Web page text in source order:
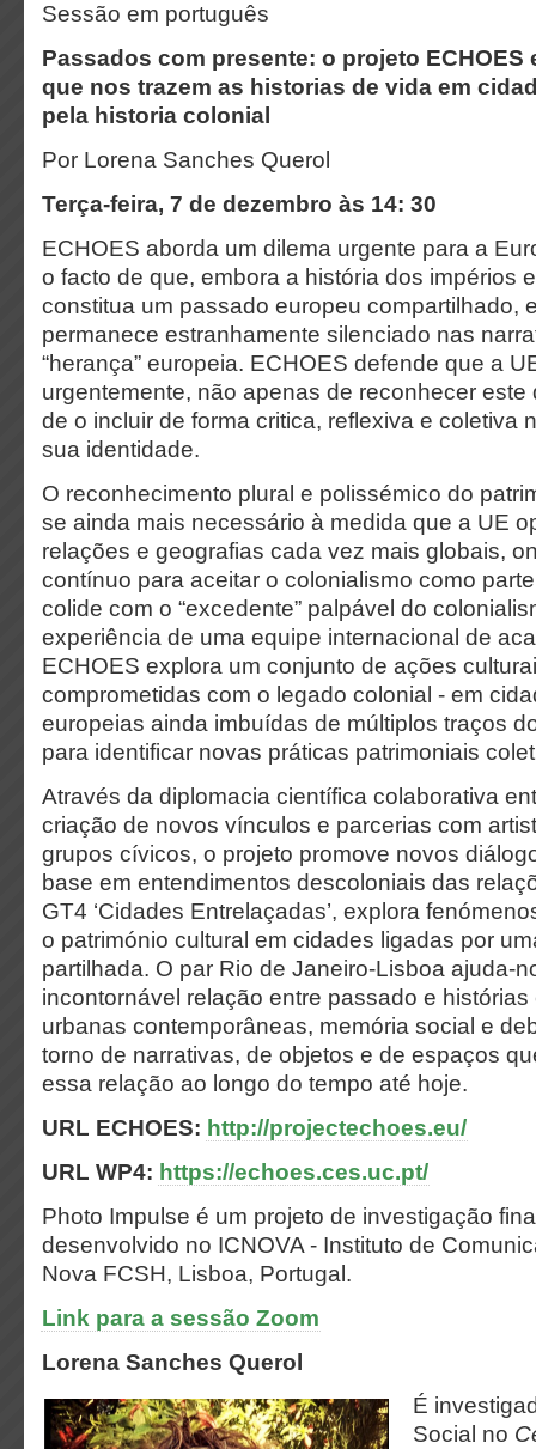
Sessão em português
Passados com presente: o projeto ECHOES
que nos trazem as historias de vida em
pela historia colonial
Por Lorena Sanches Querol
Terça-feira, 7 de dezembro às 14: 30
ECHOES aborda um dilema urgente para a
o facto de que, embora a história dos impérios
constitua um passado europeu compartilhado,
permanece estranhamente silenciado nas
“herança” europeia. ECHOES defende que a
urgentemente, não apenas de reconhecer este
de o incluir de forma critica, reflexiva e coletiva
sua identidade.
O reconhecimento plural e polissémico do
se ainda mais necessário à medida que a UE
relações e geografias cada vez mais globais,
contínuo para aceitar o colonialismo como
colide com o “excedente” palpável do
experiência de uma equipe internacional de
ECHOES explora um conjunto de ações
comprometidas com o legado colonial - em
europeias ainda imbuídas de múltiplos traços
para identificar novas práticas patrimoniais
Através da diplomacia científica colaborativa
criação de novos vínculos e parcerias com
grupos cívicos, o projeto promove novos
base em entendimentos descoloniais das
GT4 ‘Cidades Entrelaçadas’, explora
o património cultural em cidades ligadas por
partilhada. O par Rio de Janeiro-Lisboa ajuda-
incontornável relação entre passado e
urbanas contemporâneas, memória social e
torno de narrativas, de objetos e de espaços
essa relação ao longo do tempo até hoje.
URL ECHOES: http://projectechoes.eu/
URL WP4: https://echoes.ces.uc.pt/
Photo Impulse é um projeto de investigação
desenvolvido no ICNOVA - Instituto de
Nova FCSH, Lisboa, Portugal.
Link para a sessão Zoom
Lorena Sanches Querol
É
Social no